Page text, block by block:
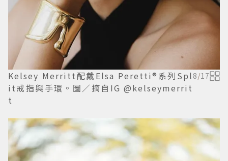
Kelsey Merritt配戴Elsa Peretti®系列Spl
it戒指與手環。圖／摘自IG @kelseymerrit
t
8/17